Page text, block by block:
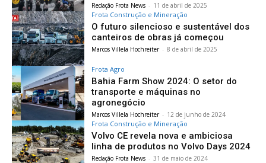
Redação Frota News - 11 de abril de 2025
Frota Construção e Mineração
O futuro silencioso e sustentável dos
canteiros de obras já começou
Marcos Villela Hochreiter - 8 de abril de 2025
Frota Agro
Bahia Farm Show 2024: O setor do
transporte e máquinas no
agronegócio
Marcos Villela Hochreiter - 12 de junho de 2024
Frota Construção e Mineração
Volvo CE revela nova e ambiciosa
linha de produtos no Volvo Days 2024
Redação Frota News - 31 de maio de 2024